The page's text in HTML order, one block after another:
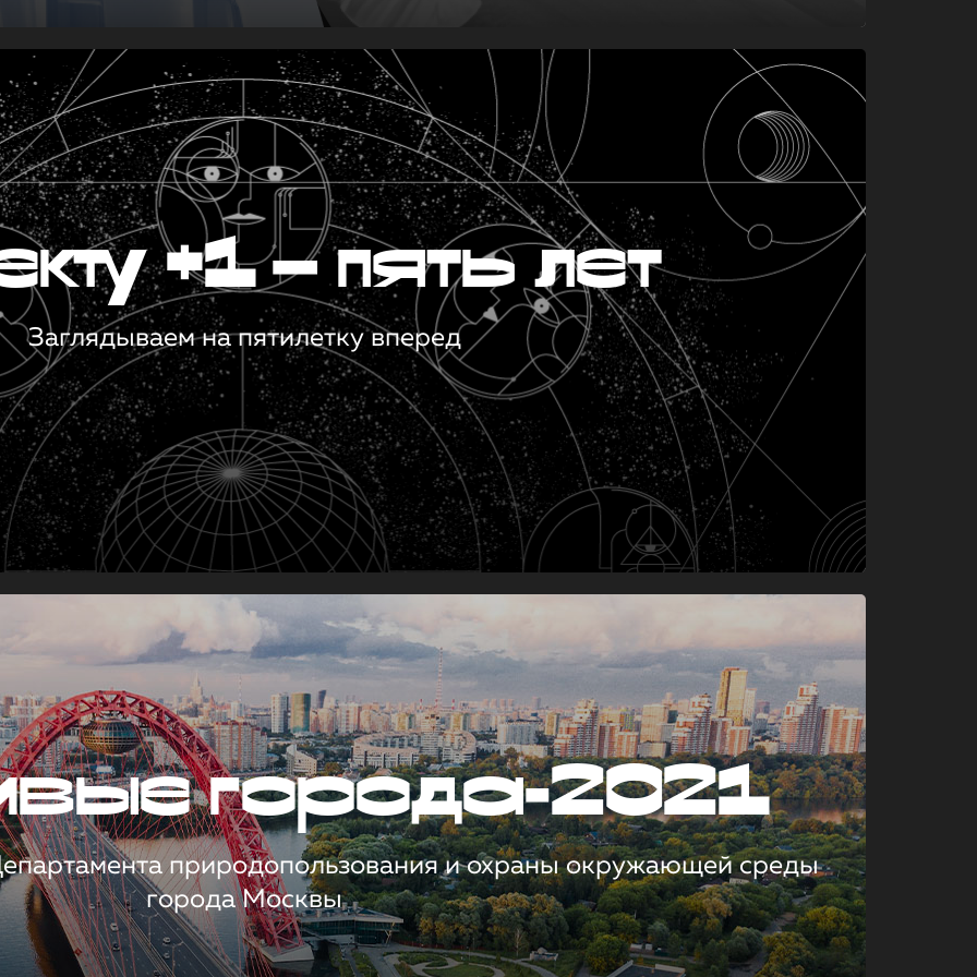
+1 — пять лет
Заглядываем на пятилетку вперед
города-2021
природопользования и охраны окружающей среды
города Москвы